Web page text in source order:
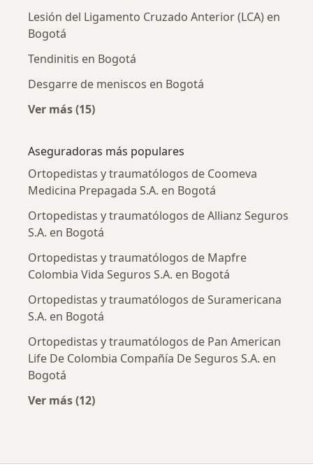
Lesión del Ligamento Cruzado Anterior (LCA) en
Bogotá
Tendinitis en Bogotá
Desgarre de meniscos en Bogotá
Ver más (15)
Aseguradoras más populares
Ortopedistas y traumatólogos de Coomeva
Medicina Prepagada S.A. en Bogotá
Ortopedistas y traumatólogos de Allianz Seguros
S.A. en Bogotá
Ortopedistas y traumatólogos de Mapfre
Colombia Vida Seguros S.A. en Bogotá
Ortopedistas y traumatólogos de Suramericana
S.A. en Bogotá
Ortopedistas y traumatólogos de Pan American
Life De Colombia Compañía De Seguros S.A. en
Bogotá
Ver más (12)